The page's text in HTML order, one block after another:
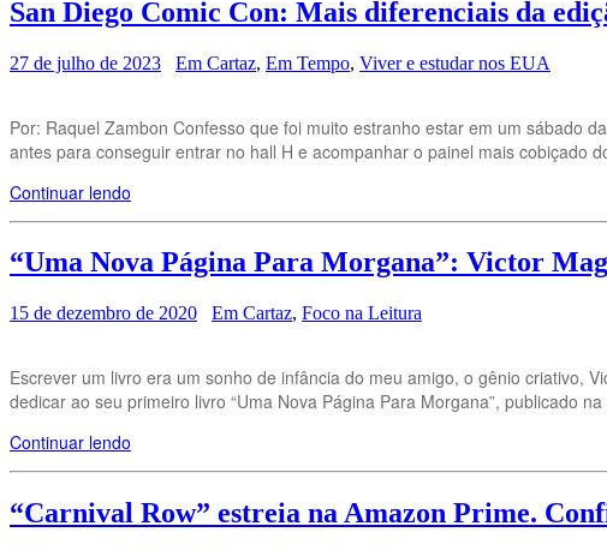
San Diego Comic Con: Mais diferenciais da
27 de julho de 2023 Em Cartaz, Em Tempo, Viver e estudar nos EUA
Por: Raquel Zambon Confesso que foi muito estranho estar em um sábado
antes para conseguir entrar no hall H e acompanhar o painel mais cobiçado
Continuar lendo
“Uma Nova Página Para Morgana”: Victor
15 de dezembro de 2020 Em Cartaz, Foco na Leitura
Escrever um livro era um sonho de infância do meu amigo, o gênio criativo,
dedicar ao seu primeiro livro “Uma Nova Página Para Morgana”, publicado
Continuar lendo
“Carnival Row” estreia na Amazon Prime.